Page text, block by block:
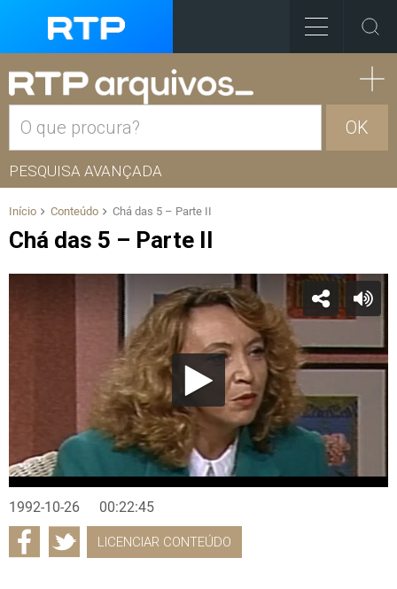
OK
PESQUISA AVANÇADA
Início Conteúdo Chá das 5 – Parte II
Chá das 5 – Parte II
1992-10-26 00:22:45
LICENCIAR CONTEÚDO